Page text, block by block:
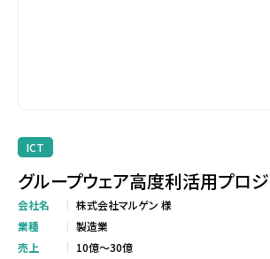
ICT
グループウェア高度利活用プロジ
会社名
株式会社マルゲン 様
業種
製造業
売上
10億～30億